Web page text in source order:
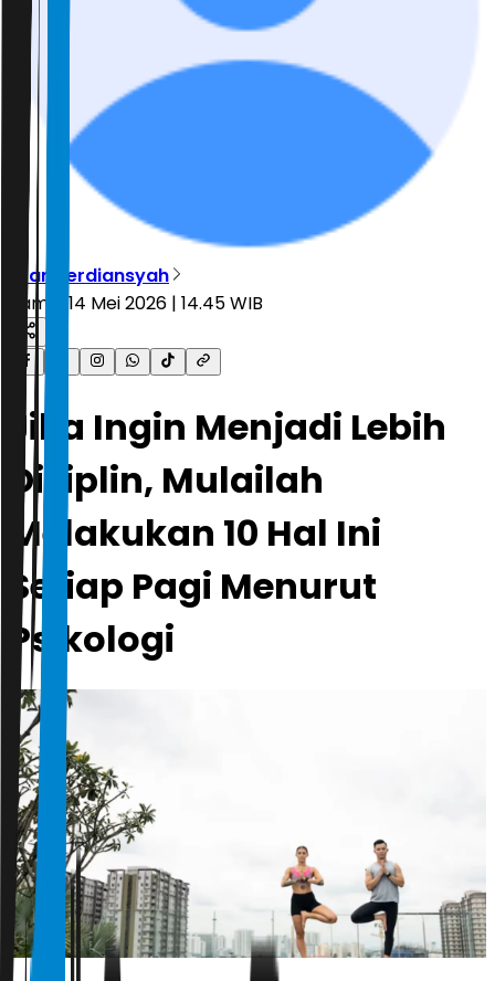
Irfan Ferdiansyah
Kamis, 14 Mei 2026 | 14.45 WIB
Jika Ingin Menjadi Lebih
Disiplin, Mulailah
Melakukan 10 Hal Ini
Setiap Pagi Menurut
Psikologi